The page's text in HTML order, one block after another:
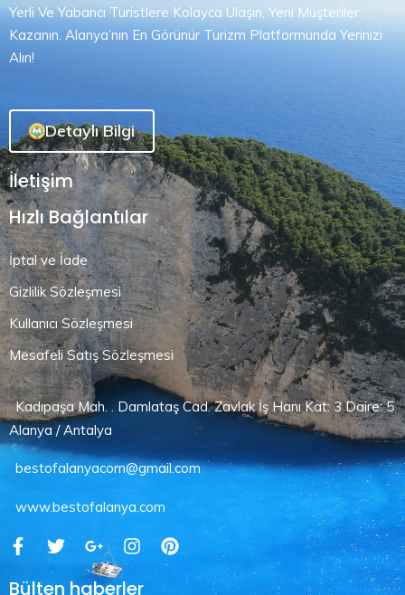
Yerli Ve Yabancı Turistlere Kolayca Ulaşın, Yeni Müşteriler
Kazanın. Alanya’nın En Görünür Turizm Platformunda Yerinizi
Alın!
Detaylı Bilgi
İletişim
Hızlı Bağlantılar
İptal ve İade
Gizlilik Sözleşmesi
Kullanıcı Sözleşmesi
Mesafeli Satış Sözleşmesi
Kadıpaşa Mah. . Damlataş Cad. Zavlak İş Hanı Kat: 3 Daire: 5
Alanya / Antalya
bestofalanyacom@gmail.com
www.bestofalanya.com
Bülten haberler